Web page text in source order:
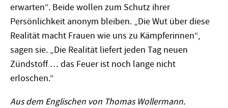
erwarten“. Beide wollen zum Schutz ihrer
Persönlichkeit anonym bleiben. „Die Wut über diese
Realität macht Frauen wie uns zu Kämpferinnen“,
sagen sie. „Die Realität liefert jeden Tag neuen
Zündstoff … das Feuer ist noch lange nicht
erloschen.“
Aus dem Englischen von Thomas Wollermann.